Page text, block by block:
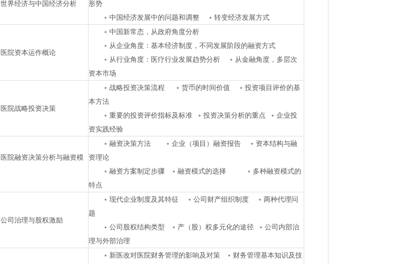
世界经济与中国经济分析
形势
﹡中国经济发展中的问题和调整 ﹡转变经济发展方式
医院资本运作概论
﹡中国新常态，从政府角度分析
﹡从企业角度：基本经济制度，不同发展阶段的融资方式
﹡从行业角度：医疗行业发展趋势分析 ﹡从金融角度，多层次
资本市场
医院战略投资决策
﹡战略投资决策流程 ﹡货币的时间价值 ﹡投资项目评价的基
本方法
﹡重要的投资评价指标及标准 ﹡投资决策分析的重点 ﹡企业投
资实践经验
医院融资决策分析与融资模
﹡融资决策方法 ﹡企业（项目）融资报告 ﹡资本结构与融
资理论
﹡融资方案制定步骤 ﹡融资模式的选择 ﹡多种融资模式的
特点
公司治理与股权激励
﹡现代企业制度及其特征 ﹡公司财产组织制度 ﹡两种代理问
题
﹡公司股权结构类型 ﹡产（股）权多元化的途径 ﹡公司内部治
理与外部治理
﹡新医改对医院财务管理的影响及对策 ﹡财务管理基本知识及技